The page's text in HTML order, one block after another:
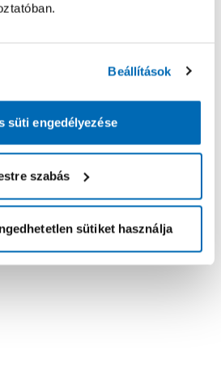
Beállítások
süti engedélyezése
szabás
sütiket használja